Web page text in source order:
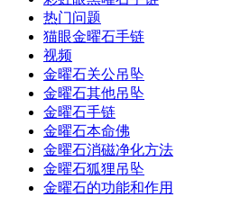
热门问题
猫眼金曜石手链
视频
金曜石关公吊坠
金曜石其他吊坠
金曜石手链
金曜石本命佛
金曜石消磁净化方法
金曜石狐狸吊坠
金曜石的功能和作用